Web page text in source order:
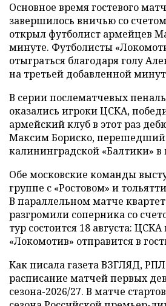
Основное время гостевого
завершилось вничью со
открыл футболист армейцев
минуте. Футболисты
отыграться благодаря голу
на третьей добавленной
В серии послематчевых
оказались игроки ЦСКА,
армейский клуб в этот раз
Максим Бориско, перешедший
калининградской «Балтики» в
Обе московские команды
группе с «Ростовом» и
В параллельном матче
разгромили соперника со
тур состоится 18 августа:
«Локомотив» отправится в
Как писала газета ВЗГЛЯД, РПЛ
расписание матчей первых
сезона-2026/27. В матче